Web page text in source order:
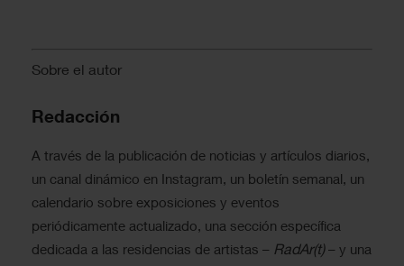
Sobre el autor
Redacción
A través de la publicación de noticias y artículos diarios,
un canal dinámico en Instagram, un boletín semanal, un
calendario sobre exposiciones y eventos
periódicamente actualizado, una sección específica
dedicada a las residencias de artistas – RadAr(t)– y una